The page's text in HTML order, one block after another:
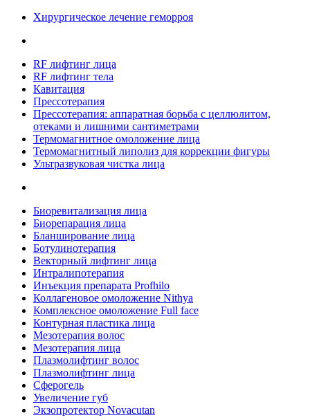
Хирургическое лечение геморроя
RF лифтинг лица
RF лифтинг тела
Кавитация
Прессотерапия
Прессотерапия: аппаратная борьба с целлюлитом,
отеками и лишними сантиметрами
Термомагнитное омоложение лица
Термомагнитный липолиз для коррекции фигуры
Ультразвуковая чистка лица
Биоревитализация лица
Биорепарация лица
Бланширование лица
Ботулинотерапия
Векторный лифтинг лица
Интралипотерапия
Инъекция препарата Profhilo
Коллагеновое омоложение Nithya
Комплексное омоложение Full face
Контурная пластика лица
Мезотерапия волос
Мезотерапия лица
Плазмолифтинг волос
Плазмолифтинг лица
Сферогель
Увеличение губ
Экзопротектор Novacutan